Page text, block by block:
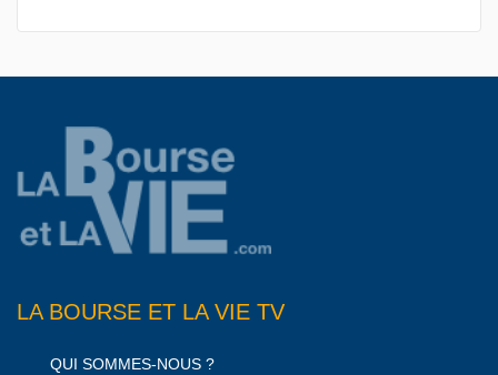
LA BOURSE ET LA VIE TV
QUI SOMMES-NOUS ?